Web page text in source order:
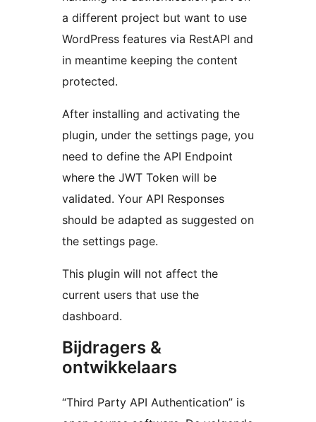
a different project but want to use
WordPress features via RestAPI and
in meantime keeping the content
protected.
After installing and activating the
plugin, under the settings page, you
need to define the API Endpoint
where the JWT Token will be
validated. Your API Responses
should be adapted as suggested on
the settings page.
This plugin will not affect the
current users that use the
dashboard.
Bijdragers &
ontwikkelaars
“Third Party API Authentication” is